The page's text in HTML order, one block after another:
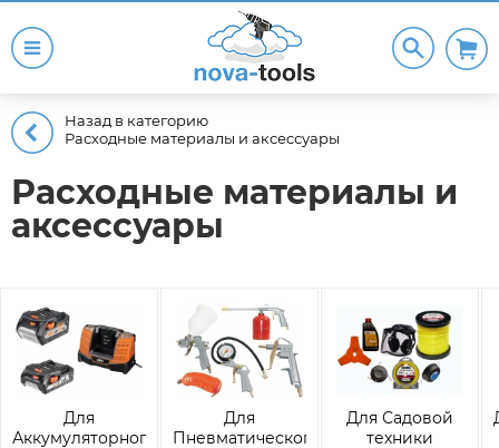
Назад в категорию
Расходные материалы и аксессуары
Расходные материалы и
аксессуары
Для
Аккумуляторного
Для
Пневматического
Для Садовой
техники